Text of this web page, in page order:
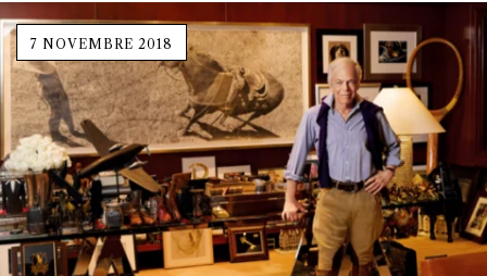
7 NOVEMBRE 2018